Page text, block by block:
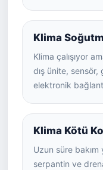
Klima
Klima çalışıyor
dış ünite,
elektronik
Klima Kötü
Uzun süre
serpantin ve